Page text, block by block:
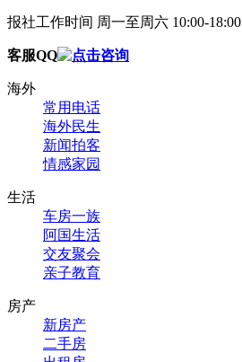
报社工作时间 周一至周六 10:00-18:00
客服QQ
海外
常用电话
海外民生
新闻拍客
情感家园
生活
车房一族
阿国生活
交友聚会
亲子教育
房产
新房产
二手房